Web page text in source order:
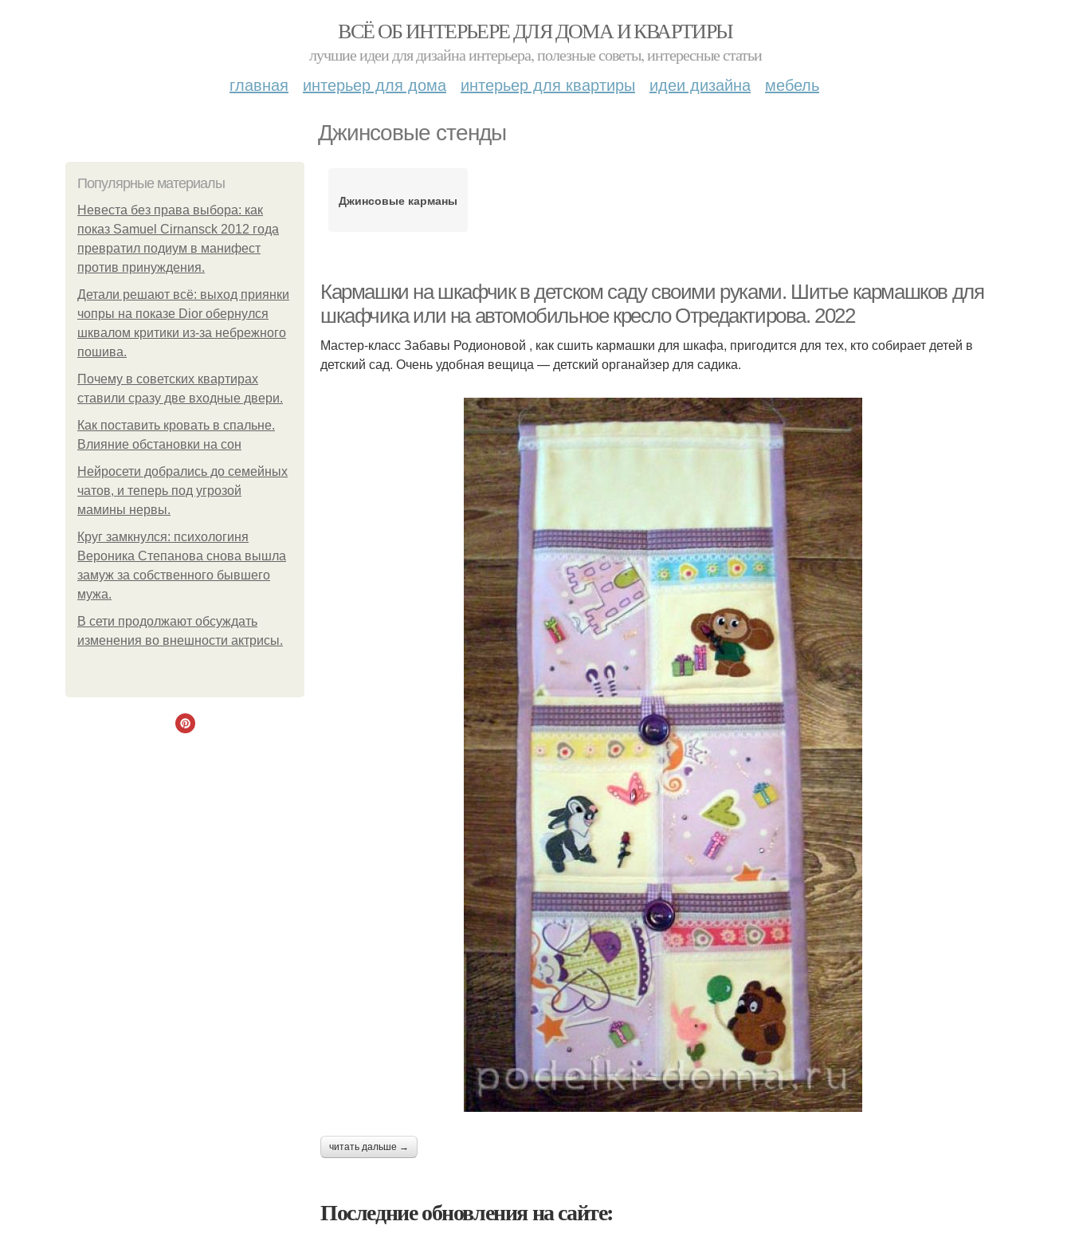
ВСЁ ОБ ИНТЕРЬЕРЕ ДЛЯ ДОМА И КВАРТИРЫ
лучшие идеи для дизайна интерьера, полезные советы, интересные статьи
главная интерьер для дома интерьер для квартиры идеи дизайна мебель
Джинсовые стенды
Популярные материалы
Невеста без права выбора: как
показ Samuel Cirnansck 2012 года
превратил подиум в манифест
против принуждения.
Детали решают всё: выход приянки
чопры на показе Dior обернулся
шквалом критики из-за небрежного
пошива.
Почему в советских квартирах
ставили сразу две входные двери.
Как поставить кровать в спальне.
Влияние обстановки на сон
Нейросети добрались до семейных
чатов, и теперь под угрозой
мамины нервы.
Круг замкнулся: психологиня
Вероника Степанова снова вышла
замуж за собственного бывшего
мужа.
В сети продолжают обсуждать
изменения во внешности актрисы.
Джинсовые карманы
Кармашки на шкафчик в детском саду своими руками. Шитье кармашков для
шкафчика или на автомобильное кресло Отредактирова. 2022
Мастер-класс Забавы Родионовой , как сшить кармашки для шкафа, пригодится для тех, кто собирает детей в
детский сад. Очень удобная вещица — детский органайзер для садика.
читать дальше →
Последние обновления на сайте: